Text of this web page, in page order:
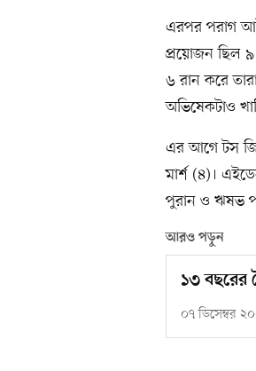
এরপর পরাগ
প্রয়োজন ছিল
৬ রান করে
অভিষেকটাও
এর আগে টস
মার্শ (৪)।
পুরান ও ঋষভ
আরও পড়ুন
১৩ বছরের
০৭ ডিসেম্বর